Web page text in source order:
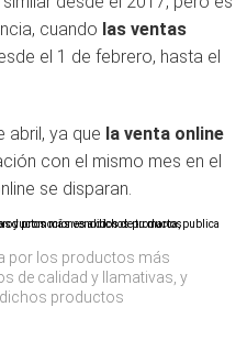
cuando las ventas
el 1 de febrero, hasta el
abril, ya que la venta online
con el mismo mes en el
se disparan.
por los productos más
de calidad y llamativas, y
productos